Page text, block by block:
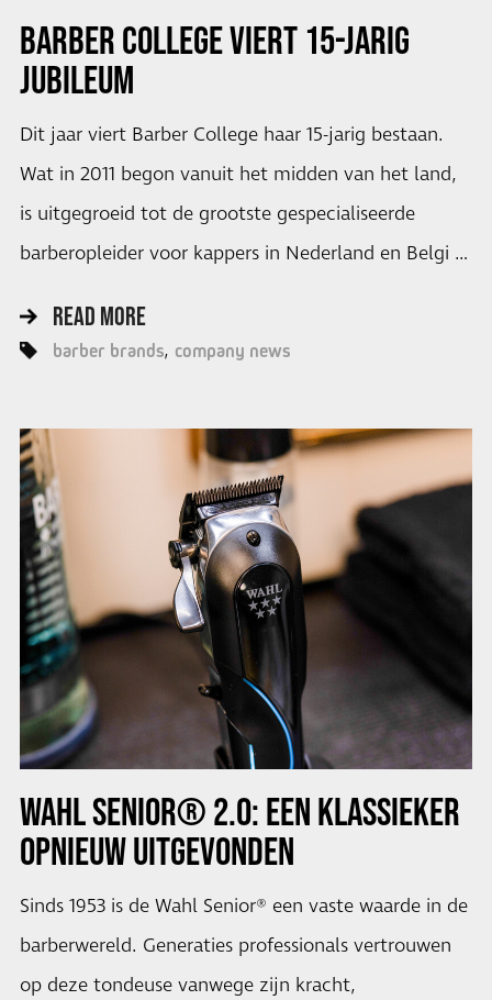
BARBER COLLEGE VIERT 15-JARIG
JUBILEUM
Dit jaar viert Barber College haar 15-jarig bestaan.
Wat in 2011 begon vanuit het midden van het land,
is uitgegroeid tot de grootste gespecialiseerde
barberopleider voor kappers in Nederland en Belgi …
READ MORE
barber brands company news
WAHL SENIOR® 2.0: EEN KLASSIEKER
OPNIEUW UITGEVONDEN
Sinds 1953 is de Wahl Senior® een vaste waarde in de
barberwereld. Generaties professionals vertrouwen
op deze tondeuse vanwege zijn kracht,